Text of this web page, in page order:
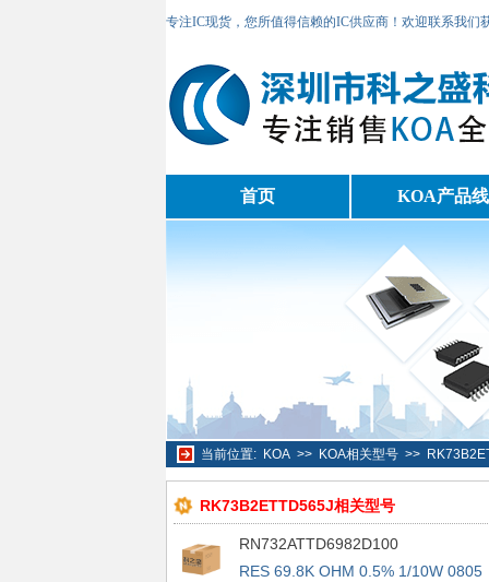
专注IC现货，您所值得信赖的IC供应商！欢迎联系我们
首页 KOA产品线
当前位置: KOA>> KOA相关型号>>
RK73B2ETTD565J相关型号
RN732ATTD6982D100
RES 69.8K OHM 0.5% 1/10W 0805